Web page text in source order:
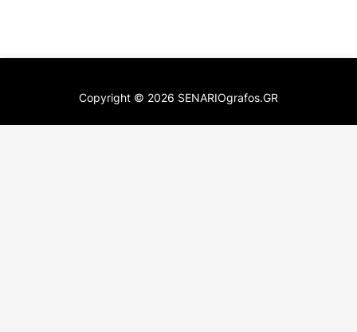
Copyright © 2026 SENARIOgrafos.GR